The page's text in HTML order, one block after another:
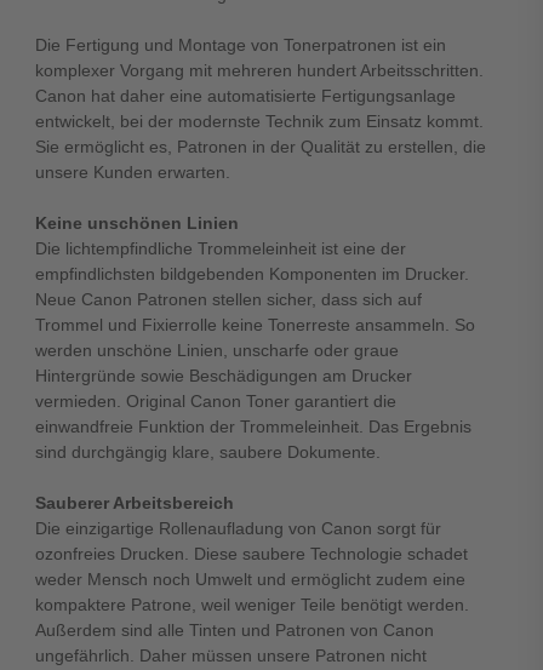
Die Fertigung und Montage von Tonerpatronen ist ein
komplexer Vorgang mit mehreren hundert Arbeitsschritten.
Canon hat daher eine automatisierte Fertigungsanlage
entwickelt, bei der modernste Technik zum Einsatz kommt.
Sie ermöglicht es, Patronen in der Qualität zu erstellen, die
unsere Kunden erwarten.
Keine unschönen Linien
Die lichtempfindliche Trommeleinheit ist eine der
empfindlichsten bildgebenden Komponenten im Drucker.
Neue Canon Patronen stellen sicher, dass sich auf
Trommel und Fixierrolle keine Tonerreste ansammeln. So
werden unschöne Linien, unscharfe oder graue
Hintergründe sowie Beschädigungen am Drucker
vermieden. Original Canon Toner garantiert die
einwandfreie Funktion der Trommeleinheit. Das Ergebnis
sind durchgängig klare, saubere Dokumente.
Sauberer Arbeitsbereich
Die einzigartige Rollenaufladung von Canon sorgt für
ozonfreies Drucken. Diese saubere Technologie schadet
weder Mensch noch Umwelt und ermöglicht zudem eine
kompaktere Patrone, weil weniger Teile benötigt werden.
Außerdem sind alle Tinten und Patronen von Canon
ungefährlich. Daher müssen unsere Patronen nicht